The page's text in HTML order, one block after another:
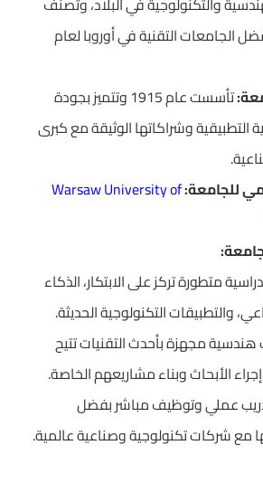
الجامعات التقنية في أوروبا لعام
تأسست عام 1915 وتتميز بجودة
التطبيقية وشراكاتها الوثيقة مع كبرى
للجامعة:Warsaw University of
متطورة تركز على الابتكار، الذكاء
والتطبيقات التكنولوجية الحديثة.
هندسية مجهزة بأحدث التقنيات تتيح
الأبحاث وبناء مشاريعهم الخاصة.
عملي وتوظيف مباشر بفضل
مع شركات تكنولوجية وصناعية عالمية.